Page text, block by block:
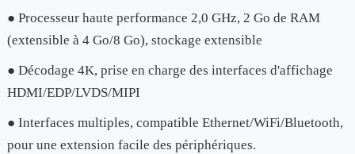
● Processeur haute performance 2,0 GHz, 2 Go de RAM
(extensible à 4 Go/8 Go), stockage extensible
● Décodage 4K, prise en charge des interfaces d'affichage
HDMI/EDP/LVDS/MIPI
● Interfaces multiples, compatible Ethernet/WiFi/Bluetooth,
pour une extension facile des périphériques.